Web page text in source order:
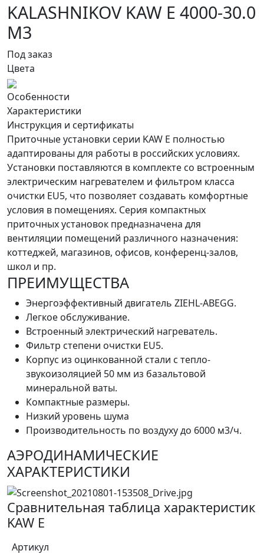
KALASHNIKOV KAW E 4000-30.0
M3
Под заказ
Цвета
Особенности
Характеристики
Инструкция и сертификаты
Приточные установки серии KAW E полностью
адаптированы для работы в российских условиях.
Установки поставляются в комплекте со встроенным
электрическим нагревателем и фильтром класса
очистки EU5, что позволяет создавать комфортные
условия в помещениях. Серия компактных
приточных установок предназначена для
вентиляции помещений различного назначения:
коттеджей, магазинов, офисов, конференц-залов,
школ и пр.
ПРЕИМУЩЕСТВА
Энергоэффективный двигатель ZIEHL-ABEGG.
Легкое обслуживание.
Встроенный электрический нагреватель.
Фильтр степени очистки EU5.
Корпус из оцинкованной стали с тепло-
звукоизоляцией 50 мм из базальтовой
минеральной ваты.
Компактные размеры.
Низкий уровень шума
Производительность по воздуху до 6000 м3/ч.
АЭРОДИНАМИЧЕСКИЕ
ХАРАКТЕРИСТИКИ
Сравнительная таблица характеристик
KAW E
Артикул